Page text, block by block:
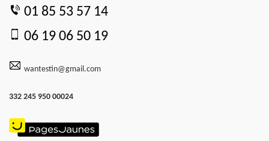
01 85 53 57 14
06 19 06 50 19
wantestin@gmail.com
332 245 950 00024